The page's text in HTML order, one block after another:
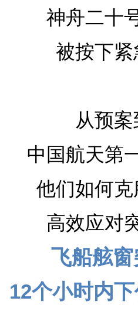
神舟二十
被按下
从预
中国航天第
他们如何
高效应对
飞船舷
12个小时内